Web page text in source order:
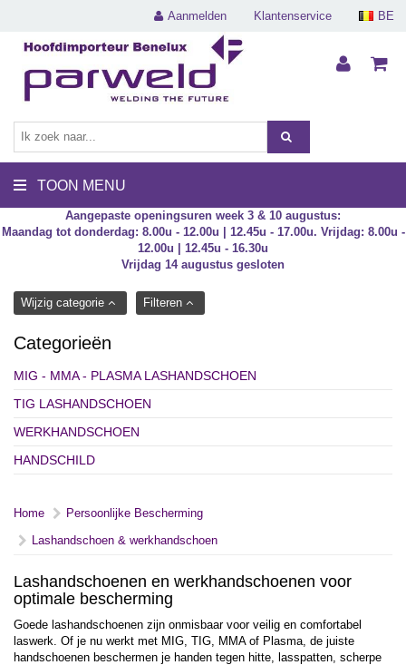
BE
Klantenservice
Aanmelden
TOON MENU
Aangepaste openingsuren week 3 & 10 augustus:
Maandag tot donderdag: 8.00u - 12.00u | 12.45u - 17.00u. Vrijdag: 8.00u -
12.00u | 12.45u - 16.30u
Vrijdag 14 augustus gesloten
Wijzig categorie Filteren
Categorieën
MIG - MMA - PLASMA LASHANDSCHOEN
TIG LASHANDSCHOEN
WERKHANDSCHOEN
HANDSCHILD
Home
Persoonlijke Bescherming
Lashandschoen & werkhandschoen
Lashandschoenen en werkhandschoenen voor
optimale bescherming
Goede lashandschoenen zijn onmisbaar voor veilig en comfortabel
laswerk. Of je nu werkt met MIG, TIG, MMA of Plasma, de juiste
handschoenen beschermen je handen tegen hitte, lasspatten, scherpe